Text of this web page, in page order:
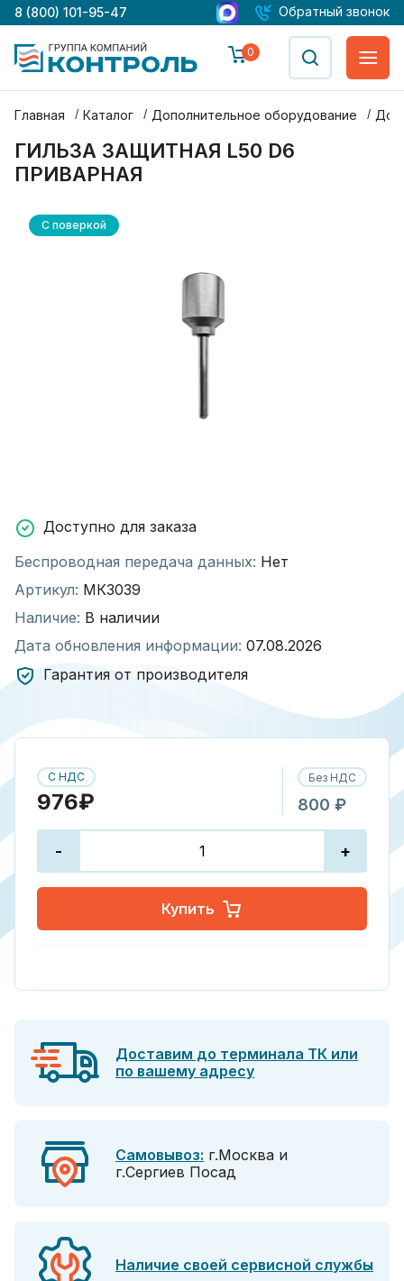
8 (800) 101-95-47 Обратный звонок
0
Главная Каталог Дополнительное оборудование
ГИЛЬЗА ЗАЩИТНАЯ L50 D6
ПРИВАРНАЯ
С поверкой
Доступно для заказа
Беспроводная передача данных: Нет
Артикул: МК3039
Наличие: В наличии
Дата обновления информации: 07.08.2026
Гарантия от производителя
С НДС
976₽
Без НДС
800 ₽
- +
Купить
Доставим до терминала ТК или
по вашему адресу
Самовывоз: г.Москва и
г.Сергиев Посад
Наличие своей сервисной службы